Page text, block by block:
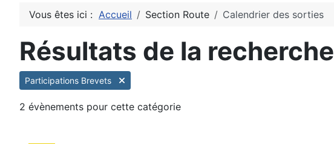
Vous êtes ici : Accueil Section Route Calendrier des sorties
Résultats de la recherche
Participations Brevets
2 évènements pour cette catégorie